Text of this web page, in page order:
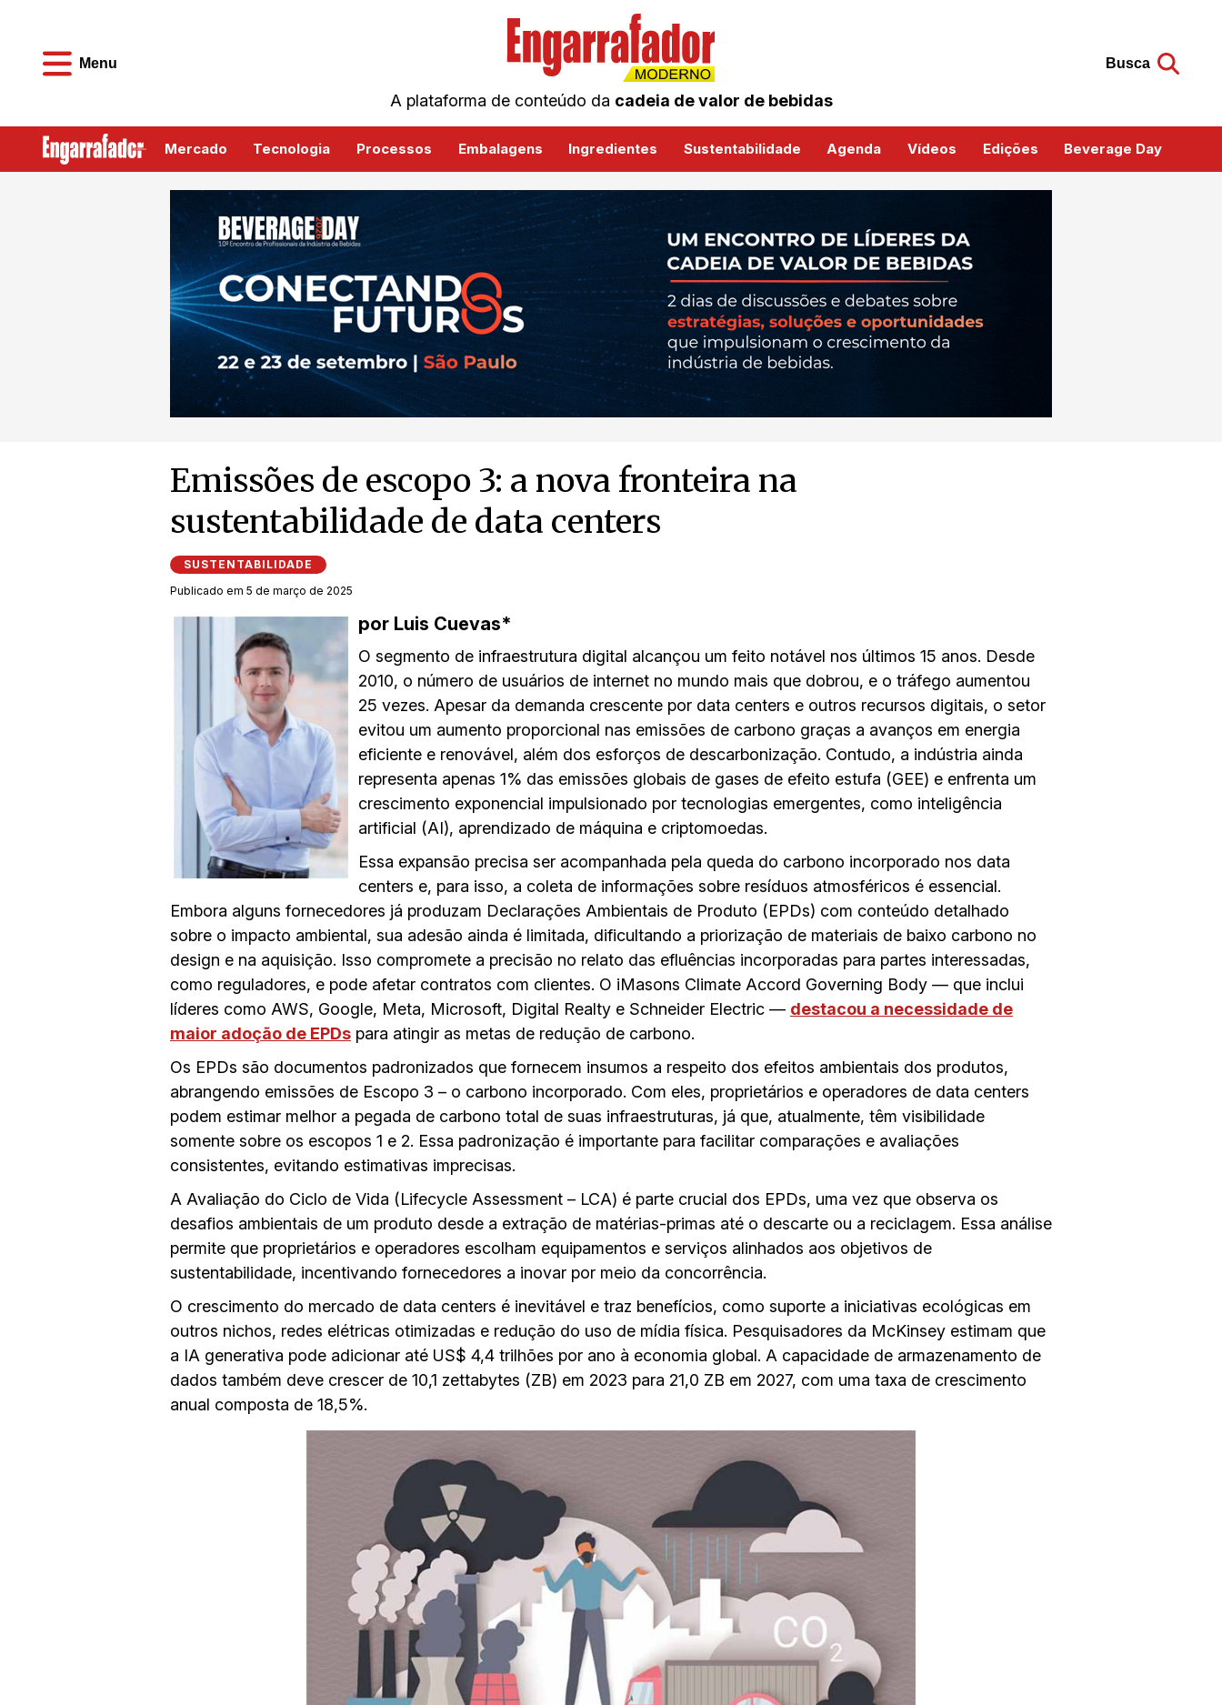
Menu
A plataforma de conteúdo da cadeia de valor de bebidas
Busca
Mercado Tecnologia Processos Embalagens Ingredientes Sustentabilidade Agenda Vídeos Edições Beverage Day
Emissões de escopo 3: a nova fronteira na
sustentabilidade de data centers
SUSTENTABILIDADE
Publicado em 5 de março de 2025
por Luis Cuevas*
O segmento de infraestrutura digital alcançou um feito notável nos últimos 15 anos. Desde
2010, o número de usuários de internet no mundo mais que dobrou, e o tráfego aumentou
25 vezes. Apesar da demanda crescente por data centers e outros recursos digitais, o setor
evitou um aumento proporcional nas emissões de carbono graças a avanços em energia
eficiente e renovável, além dos esforços de descarbonização. Contudo, a indústria ainda
representa apenas 1% das emissões globais de gases de efeito estufa (GEE) e enfrenta um
crescimento exponencial impulsionado por tecnologias emergentes, como inteligência
artificial (AI), aprendizado de máquina e criptomoedas.
Essa expansão precisa ser acompanhada pela queda do carbono incorporado nos data
centers e, para isso, a coleta de informações sobre resíduos atmosféricos é essencial.
Embora alguns fornecedores já produzam Declarações Ambientais de Produto (EPDs) com conteúdo detalhado
sobre o impacto ambiental, sua adesão ainda é limitada, dificultando a priorização de materiais de baixo carbono no
design e na aquisição. Isso compromete a precisão no relato das efluências incorporadas para partes interessadas,
como reguladores, e pode afetar contratos com clientes. O iMasons Climate Accord Governing Body — que inclui
líderes como AWS, Google, Meta, Microsoft, Digital Realty e Schneider Electric — destacou a necessidade de
maior adoção de EPDs para atingir as metas de redução de carbono.
Os EPDs são documentos padronizados que fornecem insumos a respeito dos efeitos ambientais dos produtos,
abrangendo emissões de Escopo 3 – o carbono incorporado. Com eles, proprietários e operadores de data centers
podem estimar melhor a pegada de carbono total de suas infraestruturas, já que, atualmente, têm visibilidade
somente sobre os escopos 1 e 2. Essa padronização é importante para facilitar comparações e avaliações
consistentes, evitando estimativas imprecisas.
A Avaliação do Ciclo de Vida (Lifecycle Assessment – LCA) é parte crucial dos EPDs, uma vez que observa os
desafios ambientais de um produto desde a extração de matérias-primas até o descarte ou a reciclagem. Essa análise
permite que proprietários e operadores escolham equipamentos e serviços alinhados aos objetivos de
sustentabilidade, incentivando fornecedores a inovar por meio da concorrência.
O crescimento do mercado de data centers é inevitável e traz benefícios, como suporte a iniciativas ecológicas em
outros nichos, redes elétricas otimizadas e redução do uso de mídia física. Pesquisadores da McKinsey estimam que
a IA generativa pode adicionar até US$ 4,4 trilhões por ano à economia global. A capacidade de armazenamento de
dados também deve crescer de 10,1 zettabytes (ZB) em 2023 para 21,0 ZB em 2027, com uma taxa de crescimento
anual composta de 18,5%.